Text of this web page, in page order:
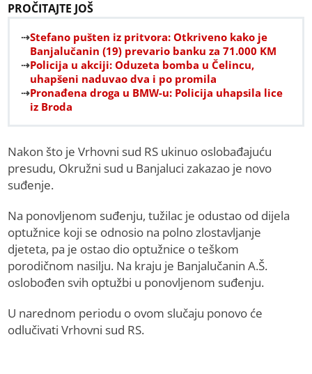
PROČITAJTE JOŠ
Stefano pušten iz pritvora: Otkriveno kako je
Banjalučanin (19) prevario banku za 71.000 KM
Policija u akciji: Oduzeta bomba u Čelincu,
uhapšeni naduvao dva i po promila
Pronađena droga u BMW-u: Policija uhapsila lice
iz Broda
Nakon što je Vrhovni sud RS ukinuo oslobađajuću
presudu, Okružni sud u Banjaluci zakazao je novo
suđenje.
Na ponovljenom suđenju, tužilac je odustao od dijela
optužnice koji se odnosio na polno zlostavljanje
djeteta, pa je ostao dio optužnice o teškom
porodičnom nasilju. Na kraju je Banjalučanin A.Š.
oslobođen svih optužbi u ponovljenom suđenju.
U narednom periodu o ovom slučaju ponovo će
odlučivati Vrhovni sud RS.